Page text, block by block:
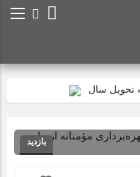
تحویل سال
مبارک رمضان دیده شدبازدید